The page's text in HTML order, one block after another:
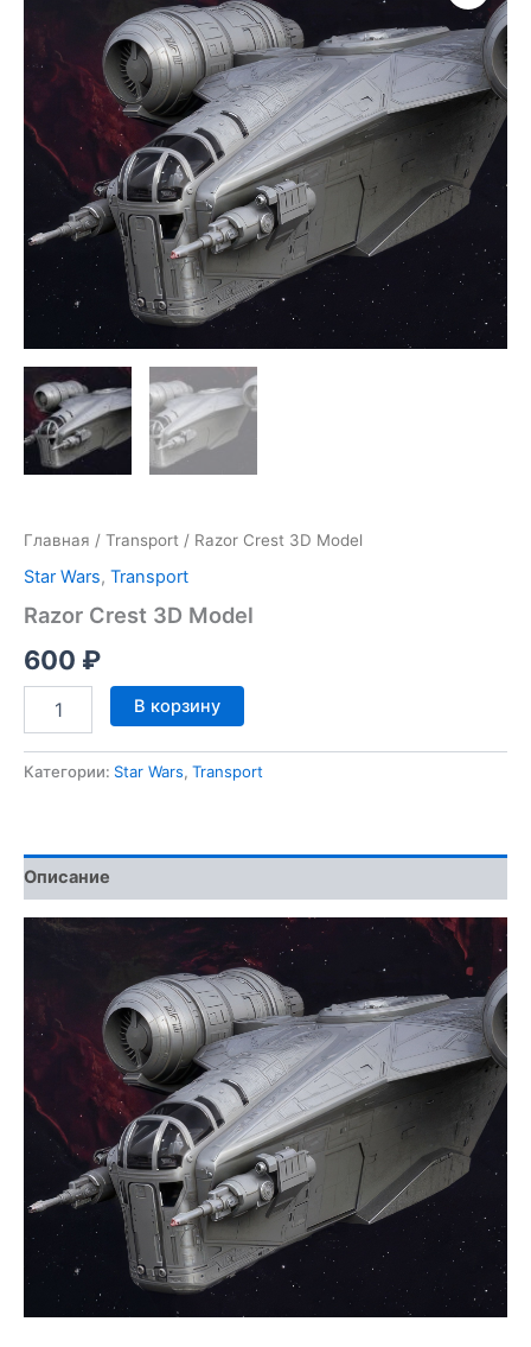
Главная / Transport / Razor Crest 3D Model
Star Wars, Transport
Razor Crest 3D Model
600 ₽
Количество
товара
Crest
В корзину
Категории: Star Wars, Transport
Описание